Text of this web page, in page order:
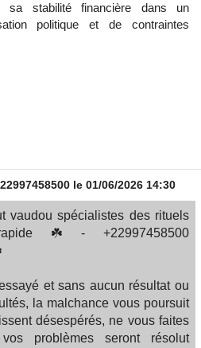
sa stabilité financière dans un
politique et de contraintes
le 01/06/2026 14:30
vaudou spécialistes des rituels
☘️ - +22997458500
et sans aucun résultat ou
la malchance vous poursuit
désespérés, ne vous faites
problèmes seront résolut